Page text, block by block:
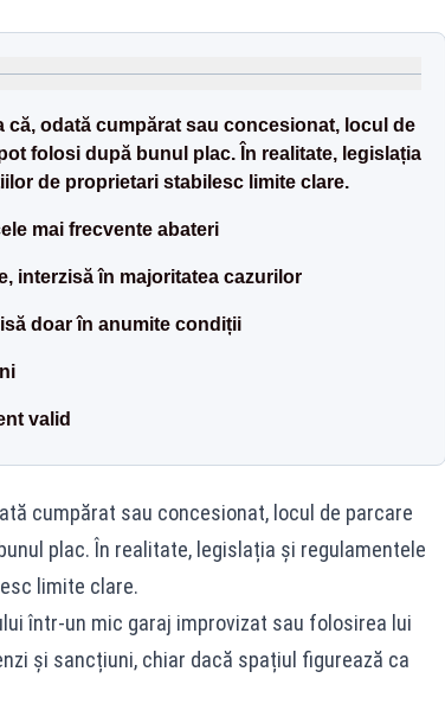
că, odată cumpărat sau concesionat, locul de
folosi după bunul plac. În realitate, legislația
de proprietari stabilesc limite clare.
mai frecvente abateri
interzisă în majoritatea cazurilor
doar în anumite condiții
valid
cumpărat sau concesionat, locul de parcare
plac. În realitate, legislația și regulamentele
limite clare.
într-un mic garaj improvizat sau folosirea lui
și sancțiuni, chiar dacă spațiul figurează ca